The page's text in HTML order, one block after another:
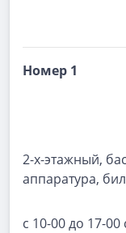
Номер 1
2-х-этажный,
аппаратура,
с 10-00 до 17-00